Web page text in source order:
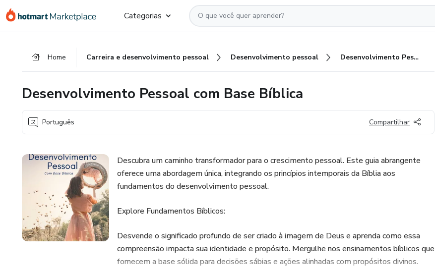
para
para
para
Categorias
Home Carreira e desenvolvimento pessoal Desenvolvimento pessoal Desenvolvimento Pessoal com Base Bíblica
Desenvolvimento Pessoal com Base Bíblica
Português Compartilhar
Descubra um caminho transformador para o crescimento pessoal. Este guia abrangente
oferece uma abordagem única, integrando os princípios intemporais da Bíblia aos
fundamentos do desenvolvimento pessoal.
Explore Fundamentos Bíblicos:
Desvende o significado profundo de ser criado à imagem de Deus e aprenda como essa
compreensão impacta sua identidade e propósito. Mergulhe nos ensinamentos bíblicos que
fornecem a base sólida para decisões sábias e ações alinhadas com propósitos divinos.